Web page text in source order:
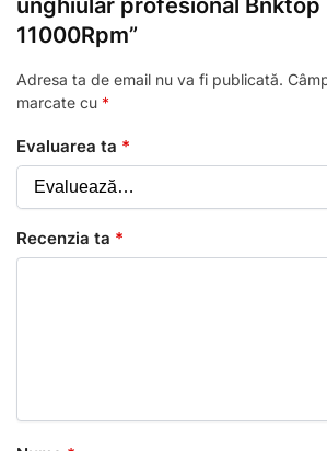
unghiular profesional Bnktop
11000Rpm”
Adresa ta de email nu va fi publicată.
marcate cu *
Evaluarea ta *
Recenzia ta *